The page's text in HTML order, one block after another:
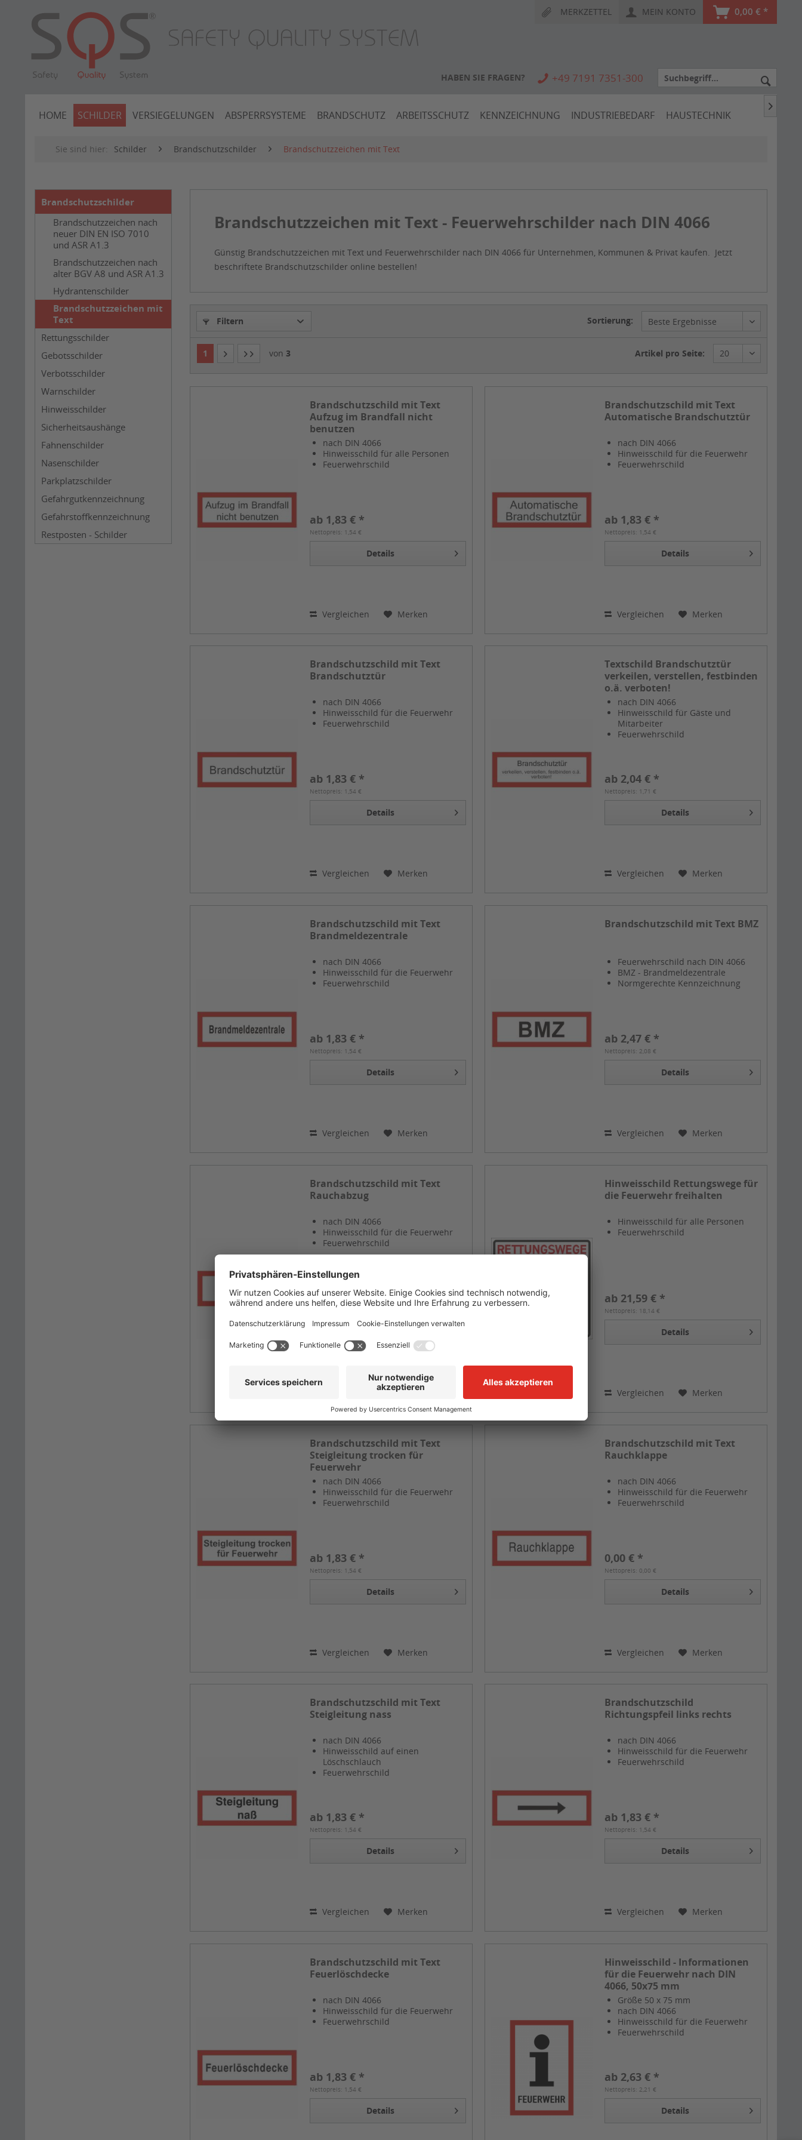
MERKZETTEL MEIN KONTO 0,00 € *
HABEN SIE FRAGEN? +49 7191 7351-300
HOME SCHILDER VERSIEGELUNGEN ABSPERRSYSTEME BRANDSCHUTZ ARBEITSSCHUTZ KENNZEICHNUNG INDUSTRIEBEDARF HAUSTECHNIK

Sie sind hier: Schilder Brandschutzschilder Brandschutzzeichen mit Text
Brandschutzschilder
Brandschutzzeichen nach
neuer DIN EN ISO 7010
und ASR A1.3
Brandschutzzeichen nach
alter BGV A8 und ASR A1.3
Hydrantenschilder
Brandschutzzeichen mit
Text
Rettungsschilder
Gebotsschilder
Verbotsschilder
Warnschilder
Hinweisschilder
Sicherheitsaushänge
Fahnenschilder
Nasenschilder
Parkplatzschilder
Gefahrgutkennzeichnung
Gefahrstoffkennzeichnung
Restposten - Schilder
Brandschutzzeichen mit Text - Feuerwehrschilder nach DIN 4066
Günstig Brandschutzzeichen mit Text und Feuerwehrschilder nach DIN 4066 für Unternehmen, Kommunen & Privat kaufen. Jetzt
beschriftete Brandschutzschilder online bestellen!
Filtern Sortierung:
1 von 3 Artikel pro Seite:
Brandschutzschild mit Text
Aufzug im Brandfall nicht
benutzen
nach DIN 4066
Hinweisschild für alle Personen
Feuerwehrschild
ab 1,83 € *
Nettopreis: 1,54 €
Details
Vergleichen Merken
Brandschutzschild mit Text
Automatische Brandschutztür
nach DIN 4066
Hinweisschild für die Feuerwehr
Feuerwehrschild
ab 1,83 € *
Nettopreis: 1,54 €
Details
Vergleichen Merken
Brandschutzschild mit Text
Brandschutztür
nach DIN 4066
Hinweisschild für die Feuerwehr
Feuerwehrschild
ab 1,83 € *
Nettopreis: 1,54 €
Details
Vergleichen Merken
Textschild Brandschutztür
verkeilen, verstellen, festbinden
o.ä. verboten!
nach DIN 4066
Hinweisschild für Gäste und
Mitarbeiter
Feuerwehrschild
ab 2,04 € *
Nettopreis: 1,71 €
Details
Vergleichen Merken
Brandschutzschild mit Text
Brandmeldezentrale
nach DIN 4066
Hinweisschild für die Feuerwehr
Feuerwehrschild
ab 1,83 € *
Nettopreis: 1,54 €
Details
Vergleichen Merken
Brandschutzschild mit Text BMZ
Feuerwehrschild nach DIN 4066
BMZ - Brandmeldezentrale
Normgerechte Kennzeichnung
ab 2,47 € *
Nettopreis: 2,08 €
Details
Vergleichen Merken
Brandschutzschild mit Text
Rauchabzug
nach DIN 4066
Hinweisschild für die Feuerwehr
Feuerwehrschild
ab 1,83 € *
Nettopreis: 1,54 €
Merken
Hinweisschild Rettungswege für
die Feuerwehr freihalten
Hinweisschild für alle Personen
Feuerwehrschild
ab 21,59 € *
Nettopreis: 18,14 €
Details
Vergleichen Merken
Brandschutzschild mit Text
Steigleitung trocken für
Feuerwehr
nach DIN 4066
Hinweisschild für die Feuerwehr
Feuerwehrschild
ab 1,83 € *
Nettopreis: 1,54 €
Details
Vergleichen Merken
Brandschutzschild mit Text
Rauchklappe
nach DIN 4066
Hinweisschild für die Feuerwehr
Feuerwehrschild
0,00 € *
Nettopreis: 0,00 €
Details
Vergleichen Merken
Brandschutzschild mit Text
Steigleitung nass
nach DIN 4066
Hinweisschild auf einen
Löschschlauch
Feuerwehrschild
ab 1,83 € *
Nettopreis: 1,54 €
Details
Vergleichen Merken
Brandschutzschild
Richtungspfeil links rechts
nach DIN 4066
Hinweisschild für die Feuerwehr
Feuerwehrschild
ab 1,83 € *
Nettopreis: 1,54 €
Details
Vergleichen Merken
Brandschutzschild mit Text
Feuerlöschdecke
nach DIN 4066
Hinweisschild für die Feuerwehr
Feuerwehrschild
ab 1,83 € *
Nettopreis: 1,54 €
Details
Hinweisschild - Informationen
für die Feuerwehr nach DIN
4066, 50x75 mm
Größe 50 x 75 mm
nach DIN 4066
Hinweisschild für die Feuerwehr
Feuerwehrschild
ab 2,63 € *
Nettopreis: 2,21 €
Details